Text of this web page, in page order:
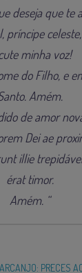
deseja que te
príncipe
minha voz!
do Filho, e
Amém.
de amor
Dei ae
illie
érat timor.
Amém. “
PRECES